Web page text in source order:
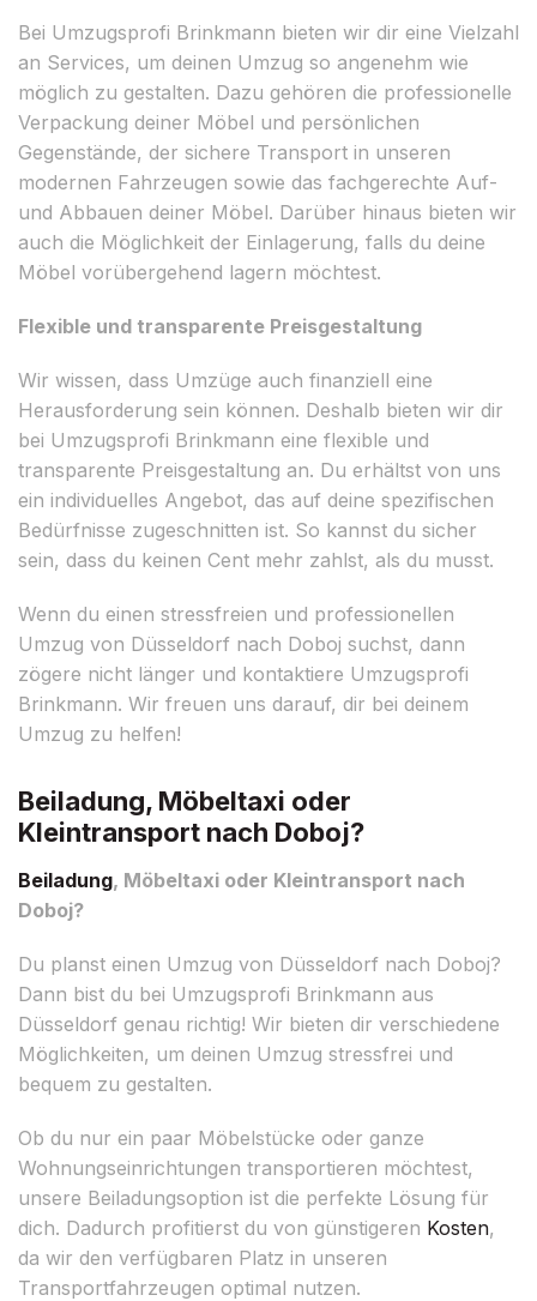
Bei Umzugsprofi Brinkmann bieten wir dir eine Vielzahl
an Services, um deinen Umzug so angenehm wie
möglich zu gestalten. Dazu gehören die professionelle
Verpackung deiner Möbel und persönlichen
Gegenstände, der sichere Transport in unseren
modernen Fahrzeugen sowie das fachgerechte Auf-
und Abbauen deiner Möbel. Darüber hinaus bieten wir
auch die Möglichkeit der Einlagerung, falls du deine
Möbel vorübergehend lagern möchtest.
Flexible und transparente Preisgestaltung
Wir wissen, dass Umzüge auch finanziell eine
Herausforderung sein können. Deshalb bieten wir dir
bei Umzugsprofi Brinkmann eine flexible und
transparente Preisgestaltung an. Du erhältst von uns
ein individuelles Angebot, das auf deine spezifischen
Bedürfnisse zugeschnitten ist. So kannst du sicher
sein, dass du keinen Cent mehr zahlst, als du musst.
Wenn du einen stressfreien und professionellen
Umzug von Düsseldorf nach Doboj suchst, dann
zögere nicht länger und kontaktiere Umzugsprofi
Brinkmann. Wir freuen uns darauf, dir bei deinem
Umzug zu helfen!
Beiladung, Möbeltaxi oder
Kleintransport nach Doboj?
Beiladung, Möbeltaxi oder Kleintransport nach
Doboj?
Du planst einen Umzug von Düsseldorf nach Doboj?
Dann bist du bei Umzugsprofi Brinkmann aus
Düsseldorf genau richtig! Wir bieten dir verschiedene
Möglichkeiten, um deinen Umzug stressfrei und
bequem zu gestalten.
Ob du nur ein paar Möbelstücke oder ganze
Wohnungseinrichtungen transportieren möchtest,
unsere Beiladungsoption ist die perfekte Lösung für
dich. Dadurch profitierst du von günstigeren Kosten,
da wir den verfügbaren Platz in unseren
Transportfahrzeugen optimal nutzen.